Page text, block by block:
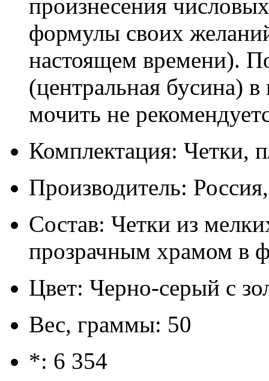
произнесения
формулы своих
настоящем времени).
(центральная бусина)
мочить не
Комплектация: Четки,
Производитель:
Состав: Четки из
прозрачным храмом в
Цвет: Черно-серый с
Вес, граммы: 50
*: 6 354